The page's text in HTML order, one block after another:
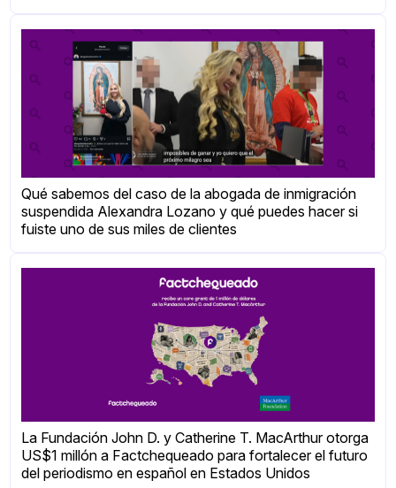
Qué sabemos del caso de la abogada de inmigración
suspendida Alexandra Lozano y qué puedes hacer si
fuiste uno de sus miles de clientes
La Fundación John D. y Catherine T. MacArthur otorga
US$1 millón a Factchequeado para fortalecer el futuro
del periodismo en español en Estados Unidos